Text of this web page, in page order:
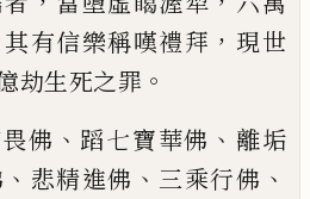
其有信樂稱嘆禮拜 ， 現世
劫生死之罪 。
佛 、 蹈七寶華佛 、 離垢
、 悲精進佛 、 三乘行佛 、